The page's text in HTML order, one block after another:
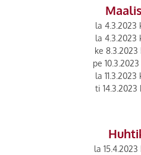
la 4.3.2023
la 4.3.2023
ke 8.3.2023
pe
la 11.3.2023
ti 14.3.2023
la 15.4.2023